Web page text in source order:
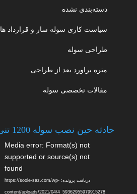
دسته‌بندی نشده
سیاست کاری سوله ساز و قرارداد ها
طراحی سوله
متره براورد بعد از طراحی
مقالات تخصصی سوله
حادثه حین نصب سوله 1200 تنی
Media error: Format(s) not
supported or source(s) not
found
دریافت پرونده: https://soole-saz.com/wp-
content/uploads/2021/04/4_59362955979915278